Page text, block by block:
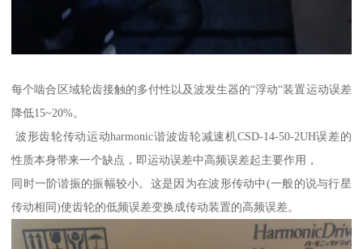
每个啮合区域轮齿接触的多付性以及波发生器的“浮动“装置运动误差
降低15~20%。
波形齿轮传动运动harmonic谐波齿轮减速机CSD-14-50-2UH误差的
性质本身带来一个缺点，即运动误差中高频误差起主要作用，
同时一阶谐振的振幅较小。这是因为在波形传动中(一般的说与行星
传动相同)使齿轮的低频误差变换成传动装置的高频误差。